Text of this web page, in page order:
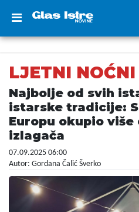
LJETNI
Najbolje od svih
istarske tradicije:
Europu okupio
izlagača
07.09.2025 06:00
Autor: Gordana Čalić Šverko